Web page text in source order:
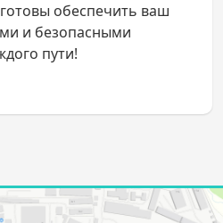
обеспечить ваш
и безопасными
пути!